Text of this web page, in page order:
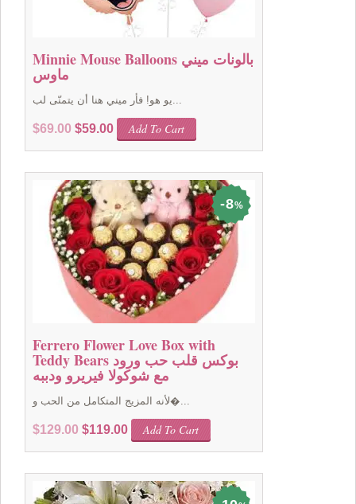
Minnie Mouse Balloons بالونات ميني
ماوس
يو هو! فأر ميني هنا أن يتمنّى لب...
$69.00 Original
$69.00.
$59.00Current
price
$59.00.
Add To Cart
8%
Ferrero Flower Love Box with
Teddy Bears بوكس قلب حب ورود
مع شوكولا فيريرو ودببه
لأنه المزيج المتكامل من الحب و�...
$129.00 Original
$129.00.
$119.00Current
price
$119.00.
Add To Cart